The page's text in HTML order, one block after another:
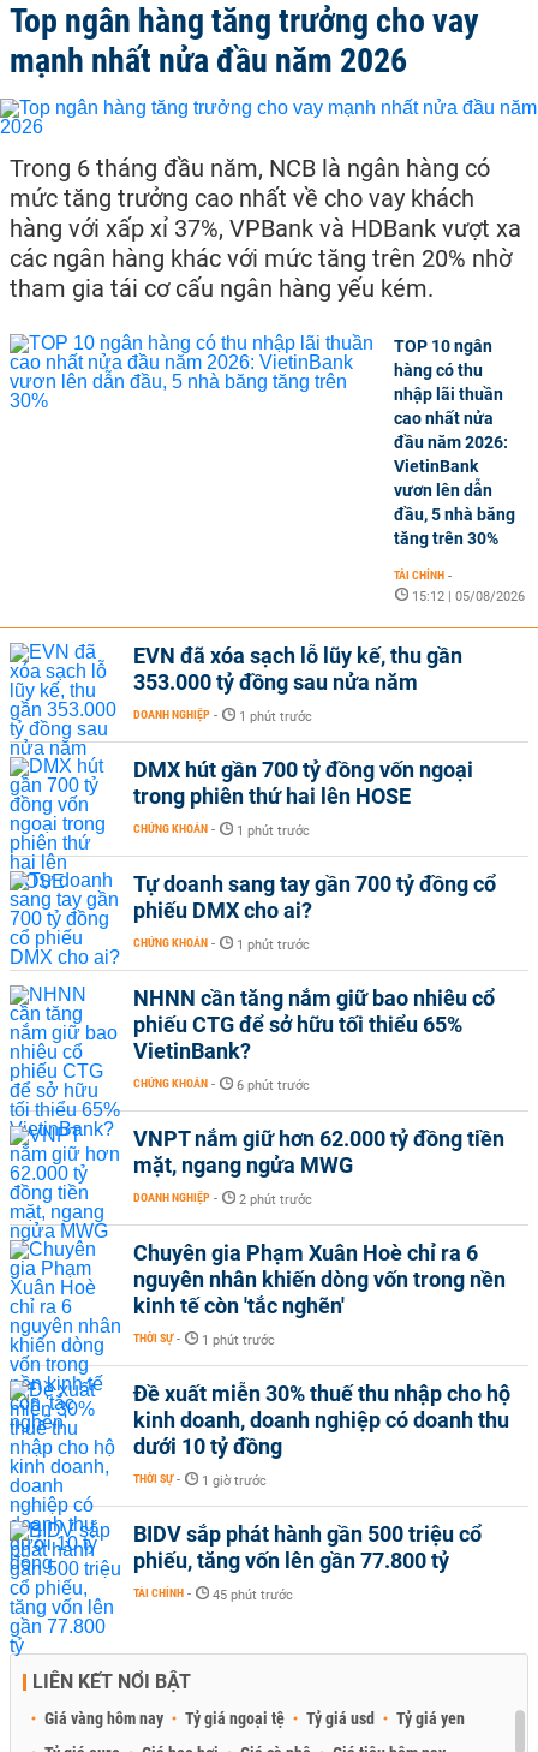
Top ngân hàng tăng trưởng cho vay
mạnh nhất nửa đầu năm 2026
Trong 6 tháng đầu năm, NCB là ngân hàng có
mức tăng trưởng cao nhất về cho vay khách
hàng với xấp xỉ 37%, VPBank và HDBank vượt xa
các ngân hàng khác với mức tăng trên 20% nhờ
tham gia tái cơ cấu ngân hàng yếu kém.
TOP 10 ngân
hàng có thu
nhập lãi thuần
cao nhất nửa
đầu năm 2026:
VietinBank
vươn lên dẫn
đầu, 5 nhà băng
tăng trên 30%
TÀI CHÍNH -
15:12 | 05/08/2026
EVN đã xóa sạch lỗ lũy kế, thu gần
353.000 tỷ đồng sau nửa năm
DOANH NGHIỆP - 1 phút trước
DMX hút gần 700 tỷ đồng vốn ngoại
trong phiên thứ hai lên HOSE
CHỨNG KHOÁN - 1 phút trước
Tự doanh sang tay gần 700 tỷ đồng cổ
phiếu DMX cho ai?
CHỨNG KHOÁN - 1 phút trước
NHNN cần tăng nắm giữ bao nhiêu cổ
phiếu CTG để sở hữu tối thiểu 65%
VietinBank?
CHỨNG KHOÁN - 6 phút trước
VNPT nắm giữ hơn 62.000 tỷ đồng tiền
mặt, ngang ngửa MWG
DOANH NGHIỆP - 2 phút trước
Chuyên gia Phạm Xuân Hoè chỉ ra 6
nguyên nhân khiến dòng vốn trong nền
kinh tế còn 'tắc nghẽn'
THỜI SỰ - 1 phút trước
Đề xuất miễn 30% thuế thu nhập cho hộ
kinh doanh, doanh nghiệp có doanh thu
dưới 10 tỷ đồng
THỜI SỰ - 1 giờ trước
BIDV sắp phát hành gần 500 triệu cổ
phiếu, tăng vốn lên gần 77.800 tỷ
TÀI CHÍNH - 45 phút trước
LIÊN KẾT NỔI BẬT
Giá vàng hôm nay Tỷ giá ngoại tệ Tỷ giá usd
Tỷ giá yen